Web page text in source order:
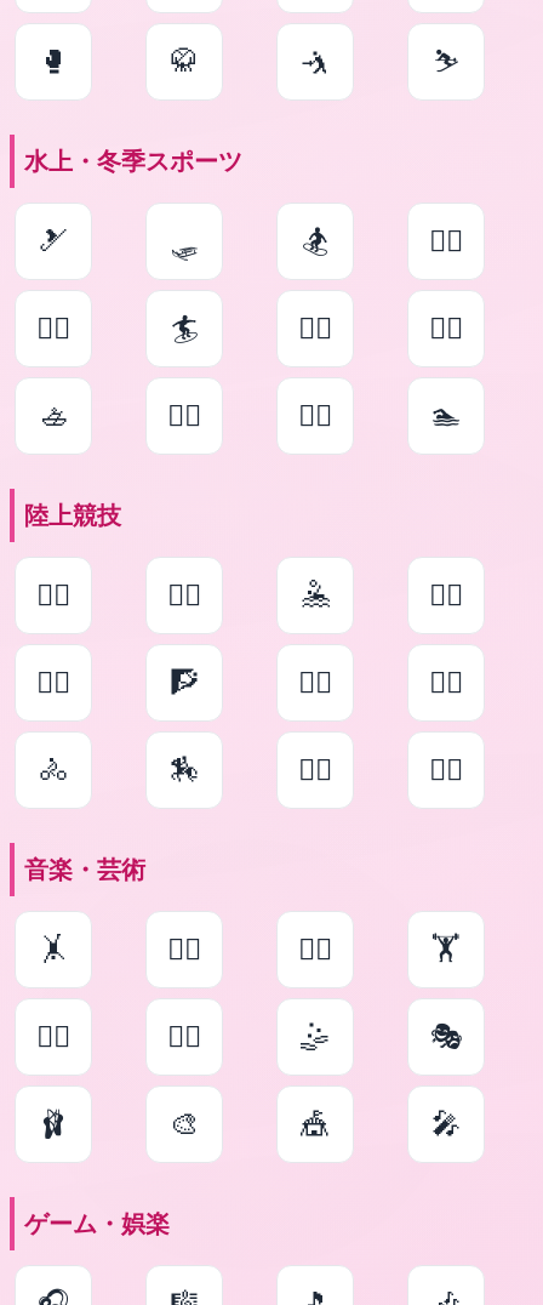
🥊 🥋 🤺 ⛷
水上・冬季スポーツ
🎿 🛷 🏂 🏄‍♀️
🏄‍♂️ 🏄 🚣‍♀️ 🚣‍♂️
🚣 🏊‍♀️ 🏊‍♂️ 🏊
陸上競技
🤽‍♀️ 🤽‍♂️ 🤽 🧗‍♀️
🧗‍♂️ 🧗 🚴‍♀️ 🚴‍♂️
🚴 🏇 🤸‍♀️ 🤸‍♂️
音楽・芸術
🤸 🏋‍♀️ 🏋‍♂️ 🏋
🤹‍♀️ 🤹‍♂️ 🤹 🎭
🩰 🎨 🎪 🎤
ゲーム・娯楽